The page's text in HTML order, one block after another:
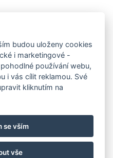
54401 Dvůr Králové nad
budou uloženy cookies
i marketingové -
používání webu,
i vás cílit reklamou. Své
kliknutím na
se vším
vše